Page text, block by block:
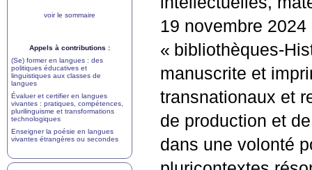
19 novembre
« bibliothèques-
manuscrite et
transnationaux et
de production et
dans une volonté
voir le sommaire
Appels à contributions :
(Se) former en langues : des
politiques éducatives et
linguistiques aux classes de
langues
Évaluer et certifier en langues
vivantes : pratiques, compétences,
plurilinguisme et transformations
technologiques
Enseigner la poésie en langues
vivantes étrangères ou secondes